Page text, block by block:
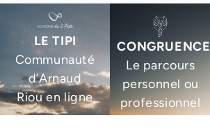
LE TIPI
Communauté
d’Arnaud
Riou en ligne
CONGRUENCE
Le parcours
personnel ou
professionnel